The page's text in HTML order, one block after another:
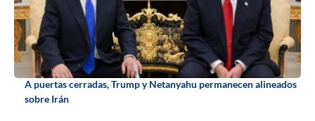
A puertas cerradas, Trump y Netanyahu permanecen alineados
sobre Irán